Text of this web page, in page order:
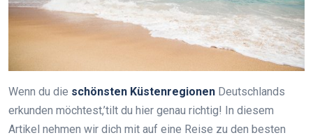
Wenn du die schönsten Küstenregionen Deutschlands
erkunden möchtest,’tilt du hier genau richtig! In diesem
Artikel nehmen wir dich mit auf eine Reise zu den besten